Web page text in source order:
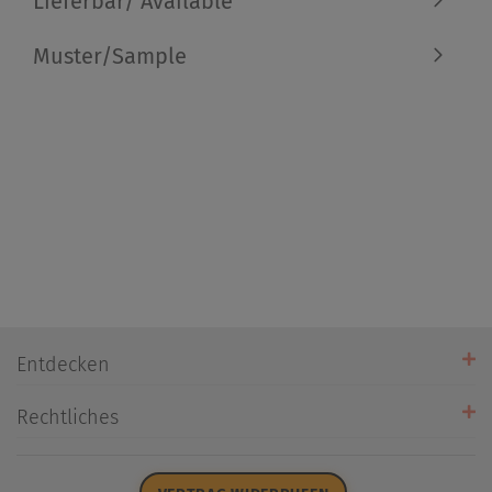
Muster/Sample
Entdecken
Öffnungszeiten
Rechtliches